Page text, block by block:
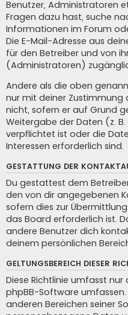
Benutzer, Administratoren
Fragen dazu hast, suche
Informationen im Forum
Die E-Mail-Adresse aus
für den Betreiber und von
(Administratoren)
Andere als die oben
nur mit deiner Zustimmung
nicht, sofern er auf Grund
Weitergabe der Daten (z.
verpflichtet ist oder die
Interessen erforderlich sind.
GESTATTUNG DER
Du gestattest dem
den von dir angegebenen
sofern dies zur
das Board erforderlich ist.
andere Benutzer dich
deinem persönlichen
GELTUNGSBEREICH DIESER
Diese Richtlinie umfasst nur
phpBB-Software
anderen Bereichen seiner